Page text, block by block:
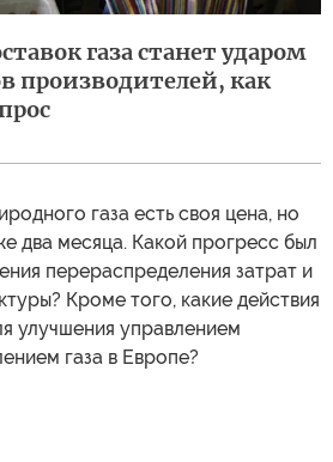
газа станет ударом
производителей, как
газа есть своя цена, но
два месяца. Какой прогресс был
перераспределения затрат и
Кроме того, какие действия
улучшения управлением
газа в Европе?